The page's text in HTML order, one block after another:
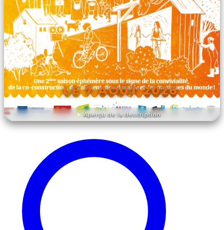
Aperçu de la description
LE 7 AOÛT 2026
DÉCOUVRIR L'ÉVÉNEMENT